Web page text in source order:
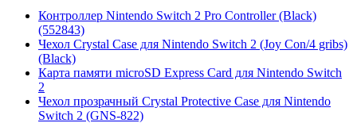
Контроллер Nintendo Switch 2 Pro Controller (Black)
(552843)
Чехол Сrystal Сase для Nintendo Switch 2 (Joy Con/4 gribs)
(Black)
Карта памяти microSD Express Card для Nintendo Switch
2
Чехол прозрачный Crystal Protective Case для Nintendo
Switch 2 (GNS-822)